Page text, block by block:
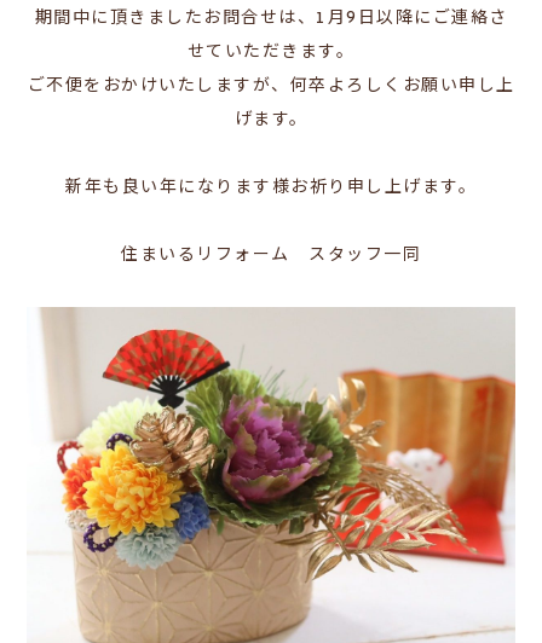
期間中に頂きましたお問合せは、1月9日以降にご連絡さ
せていただきます。
ご不便をおかけいたしますが、何卒よろしくお願い申し上
げます。
新年も良い年になります様お祈り申し上げます。
住まいるリフォーム スタッフ一同